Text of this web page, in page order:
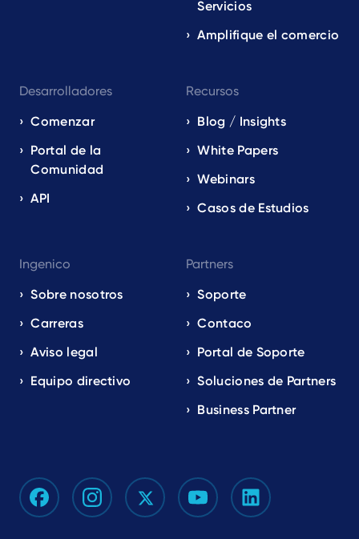
Servicios
Amplifique el comercio
Desarrolladores
Comenzar
Portal de la
Comunidad
API
Recursos
Blog / Insights
White Papers
Webinars
Casos de Estudios
Ingenico
Sobre nosotros
Carreras
Aviso legal
Equipo directivo
Partners
Soporte
Contaco
Portal de Soporte
Soluciones de Partners
Business Partner